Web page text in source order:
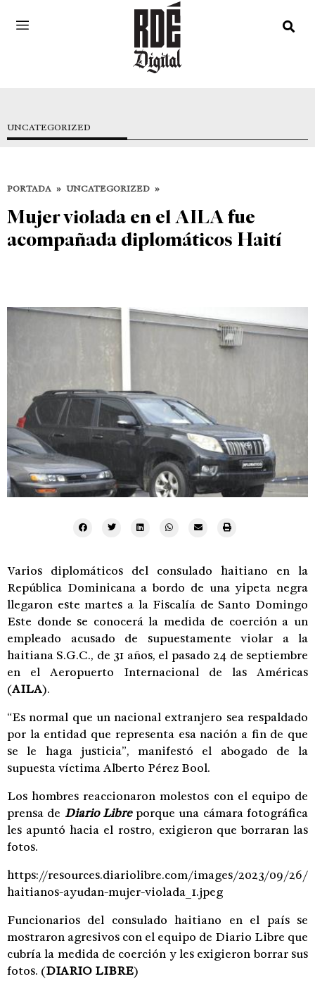
UNCATEGORIZED
PORTADA » UNCATEGORIZED »
Mujer violada en el AILA fue
acompañada diplomáticos Haití
Varios diplomáticos del consulado haitiano en la
República Dominicana a bordo de una yipeta negra
llegaron este martes a la Fiscalía de Santo Domingo
Este donde se conocerá la medida de coerción a un
empleado acusado de supuestamente violar a la
haitiana S.G.C., de 31 años, el pasado 24 de septiembre
en el Aeropuerto Internacional de las Américas
(AILA).
“Es normal que un nacional extranjero sea respaldado
por la entidad que representa esa nación a fin de que
se le haga justicia”, manifestó el abogado de la
supuesta víctima Alberto Pérez Bool.
Los hombres reaccionaron molestos con el equipo de
prensa de Diario Libreporque una cámara fotográfica
les apuntó hacia el rostro, exigieron que borraran las
fotos.
https://resources.diariolibre.com/images/2023/09/26/
haitianos-ayudan-mujer-violada_1.jpeg
Funcionarios del consulado haitiano en el país se
mostraron agresivos con el equipo de Diario Libre que
cubría la medida de coerción y les exigieron borrar sus
fotos. (DIARIO LIBRE)